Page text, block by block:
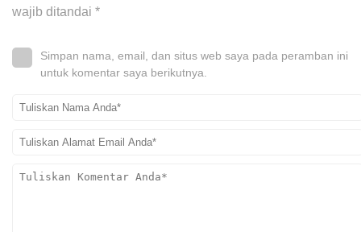
wajib ditandai *
Simpan nama, email, dan situs web saya pada peramban ini
untuk komentar saya berikutnya.